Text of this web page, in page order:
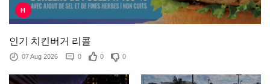
H
인기 치킨버거 리콜
07 Aug 2026 0 0 0